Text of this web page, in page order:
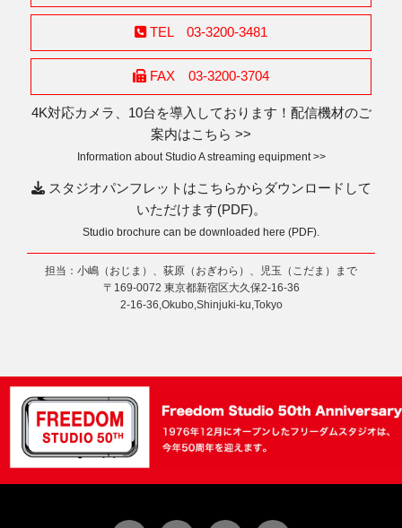
TEL 03-3200-3481
FAX 03-3200-3704
4K対応カメラ、10台を導入しております！配信機材のご
案内はこちら >>
Information about Studio A streaming equipment >>
スタジオパンフレットはこちらからダウンロードして
いただけます(PDF)。
Studio brochure can be downloaded here (PDF).
担当：小嶋（おじま）、荻原（おぎわら）、児玉（こだま）まで
〒169-0072 東京都新宿区大久保2-16-36
2-16-36,Okubo,Shinjuki-ku,Tokyo